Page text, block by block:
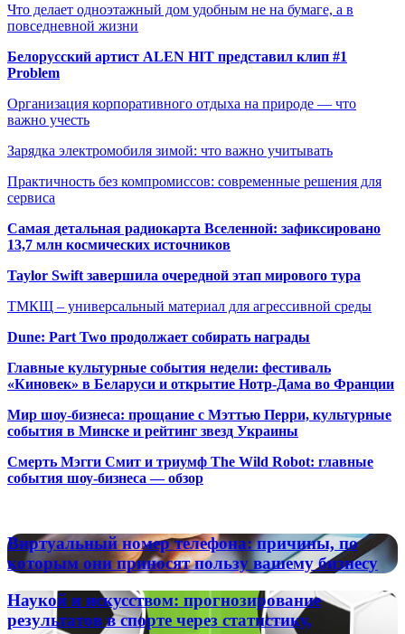
Что делает одноэтажный дом удобным не на бумаге, а в
повседневной жизни
Белорусский артист ALEN HIT представил клип #1
Problem
Организация корпоративного отдыха на природе — что
важно учесть
Зарядка электромобиля зимой: что важно учитывать
Практичность без компромиссов: современные решения для
сервиса
Самая детальная радиокарта Вселенной: зафиксировано
13,7 млн космических источников
Taylor Swift завершила очередной этап мирового тура
ТМКЩ – универсальный материал для агрессивной среды
Dune: Part Two продолжает собирать награды
Главные культурные события недели: фестиваль
«Киновек» в Беларуси и открытие Нотр-Дама во Франции
Мир шоу-бизнеса: прощание с Мэттью Перри, культурные
события в Минске и рейтинг звезд Украины
Смерть Мэгги Смит и триумф The Wild Robot: главные
события шоу-бизнеса — обзор
Виртуальный
номер
телефона:
причины,
по
которым
Виртуальный номер телефона: причины, по
которым они приносят пользу вашему бизнесу
Наукой
искусством:
Наукой и искусством: прогнозирование
результатов в спорте через статистику,